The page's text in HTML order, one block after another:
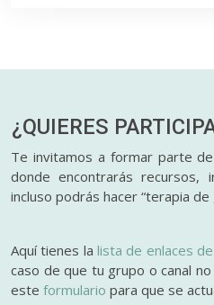
¿QUIERES
Te invitamos a formar parte
donde encontrarás recursos,
incluso podrás hacer “terapia de
Aquí tienes lalista de enlaces
caso de que tu grupo o canal
este formulario para que se